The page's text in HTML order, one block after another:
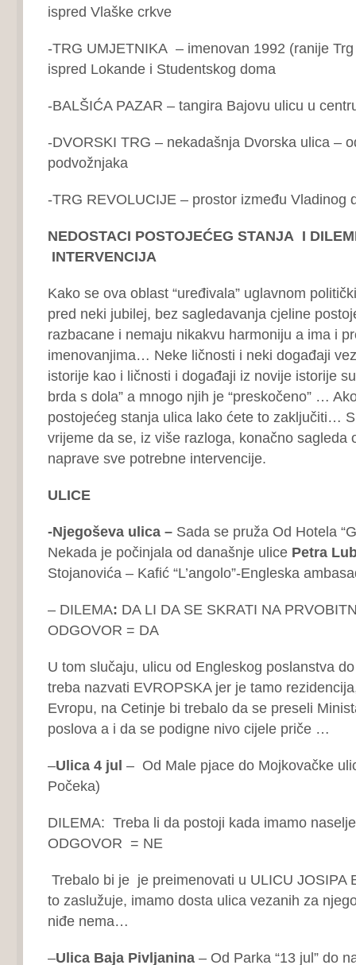
ispred Vlaške crkve
-TRG UMJETNIKA – imenovan 1992 (ranije
ispred Lokande i Studentskog doma
-BALŠIĆA PAZAR – tangira Bajovu ulicu u
-DVORSKI TRG – nekadašnja Dvorska ulica –
podvožnjaka
-TRG REVOLUCIJE – prostor između Vladinog
NEDOSTACI POSTOJEĆEG STANJA I
INTERVENCIJA
Kako se ova oblast “uređivala” uglavnom
pred neki jubilej, bez sagledavanja cjeline
razbacane i nemaju nikakvu harmoniju a ima i
imenovanjima… Neke ličnosti i neki događaji
istorije kao i ličnosti i događaji iz novije istorije
brda s dola” a mnogo njih je “preskočeno” …
postojećeg stanja ulica lako ćete to zaključiti…
vrijeme da se, iz više razloga, konačno sagleda
naprave sve potrebne intervencije.
ULICE
-Njegoševa ulica – Sada se pruža Od Hotela
Nekada je počinjala od današnje ulicePetra
Stojanovića – Kafić “L’angolo”-Engleska
– DILEMA: DA LI DA SE SKRATI NA
ODGOVOR = DA
U tom slučaju, ulicu od Engleskog poslanstva do
treba nazvati EVROPSKA jer je tamo
Evropu, na Cetinje bi trebalo da se preseli
poslova a i da se podigne nivo cijele priče …
–Ulica 4 jul – Od Male pjace do Mojkovačke
Počeka)
DILEMA: Treba li da postoji kada imamo naselje
ODGOVOR = NE
Trebalo bi je je preimenovati u ULICU JOSIPA
to zaslužuje, imamo dosta ulica vezanih za
niđe nema…
–Ulica Baja Pivljanina– Od Parka “13 jul” do